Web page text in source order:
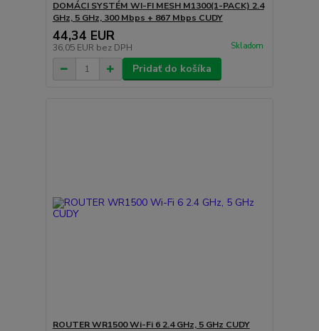
DOMÁCI SYSTÉM WI-FI MESH M1300(1-PACK) 2.4
GHz, 5 GHz, 300 Mbps + 867 Mbps CUDY
44,34 EUR
36,05 EUR bez DPH Skladom
Pridať do košíka
ROUTER WR1500 Wi-Fi 6 2.4 GHz, 5 GHz CUDY